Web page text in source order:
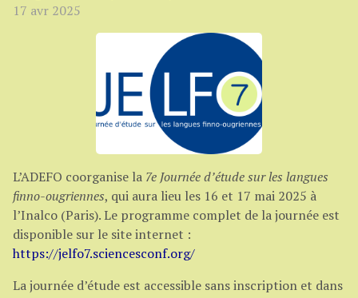
17 avr 2025
L’ADEFO coorganise la 7e Journée d’étude sur les langues
finno-ougriennes, qui aura lieu les 16 et 17 mai 2025 à
l’Inalco (Paris). Le programme complet de la journée est
disponible sur le site internet :
https://jelfo7.sciencesconf.org/
La journée d’étude est accessible sans inscription et dans